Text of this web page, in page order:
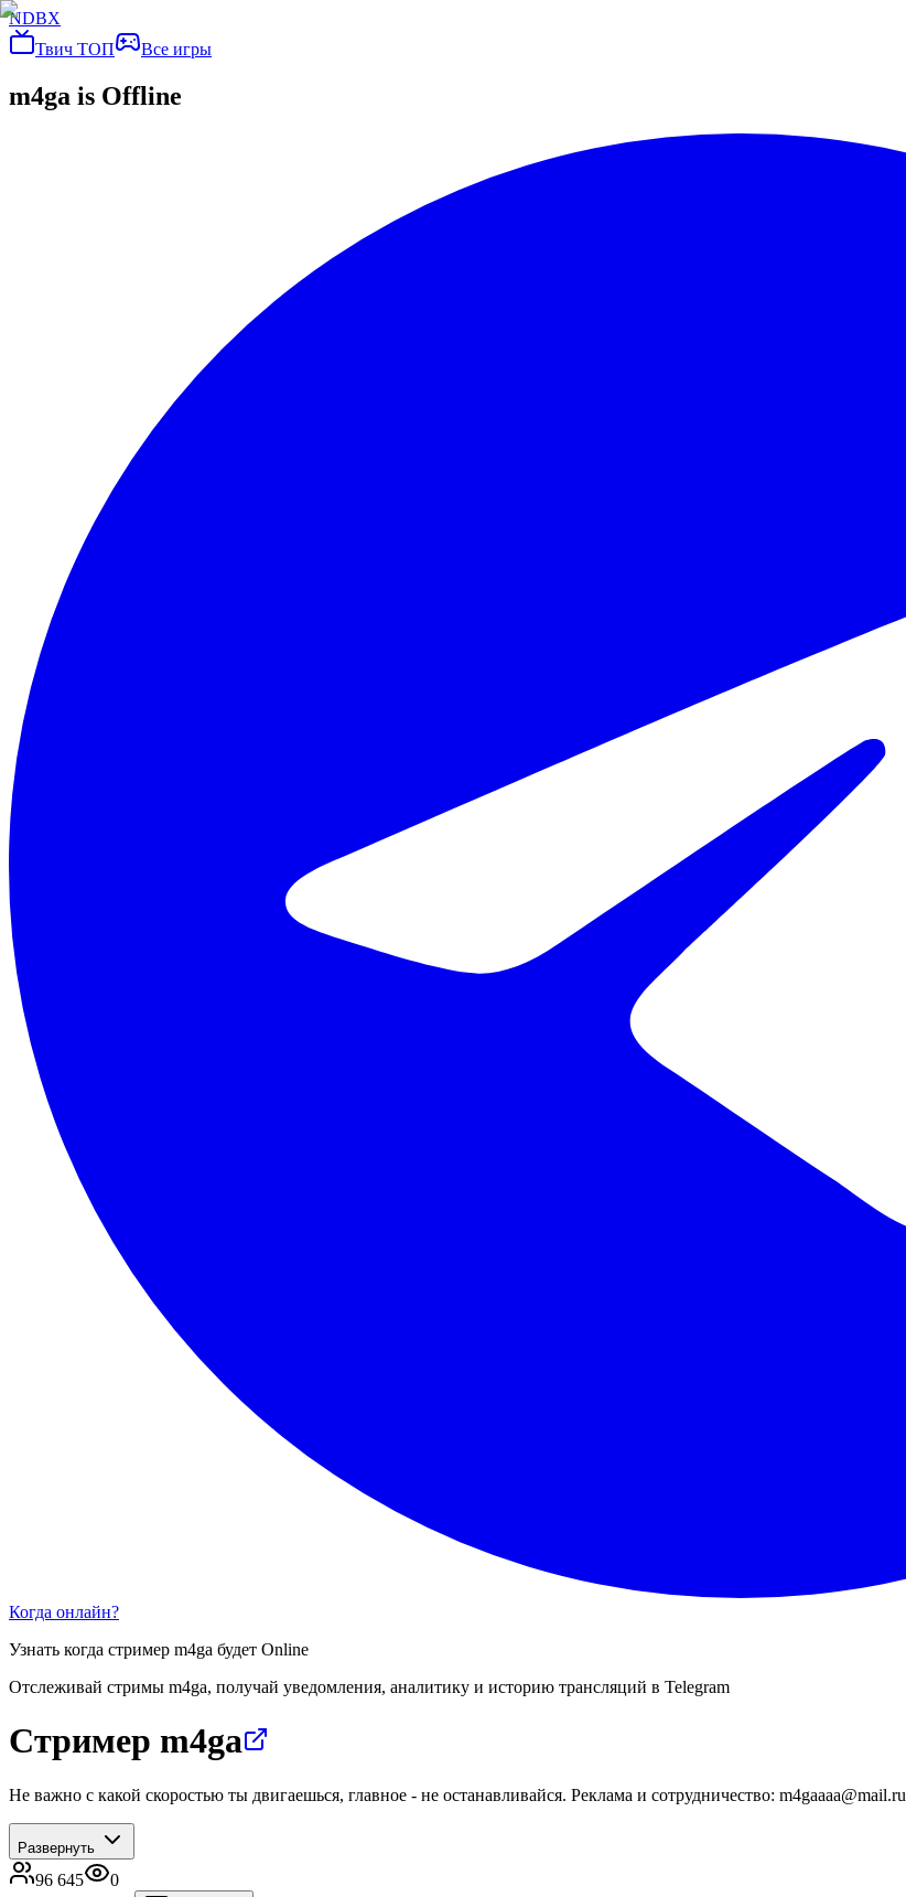
NDBX
Твич ТОП
Все игры
m4ga is Offline
Когда онлайн?
Узнать когда стример m4ga будет Online
Отслеживай стримы m4ga, получай уведомления, аналитику и историю трансляций в Telegram
Стример m4ga
Не важно с какой скоростью ты двигаешься, главное - не останавливайся. Реклама и сотрудничество: m4gaaaa@mail.ru
Развернуть
96 645
0